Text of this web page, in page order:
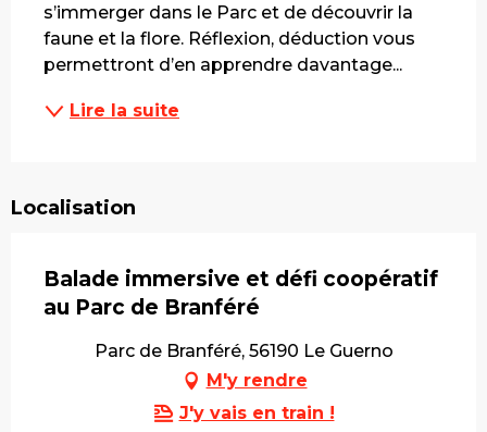
s’immerger dans le Parc et de découvrir la
faune et la flore. Réflexion, déduction vous
permettront d’en apprendre davantage...
Lire la suite
Localisation
Balade immersive et défi coopératif
au Parc de Branféré
Parc de Branféré, 56190 Le Guerno
M'y rendre
J'y vais en train !